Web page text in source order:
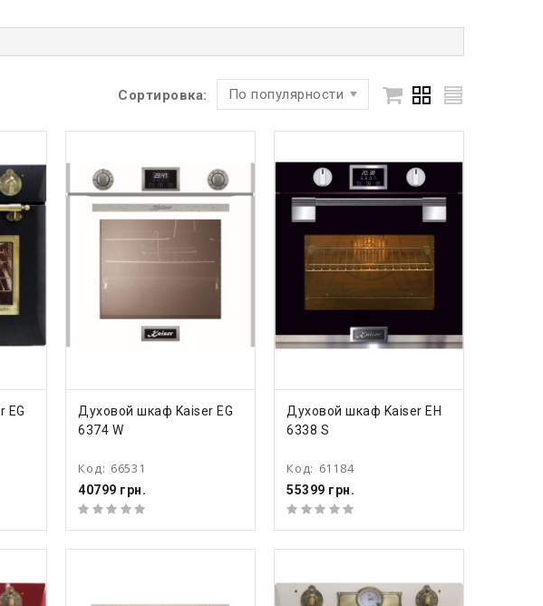
Сортировка: По популярности
EG
КУПИТЬ
Духовой шкаф Kaiser EG
6374 W
Код: 66531
40799 грн.
КУПИТЬ
Духовой шкаф Kaiser EH
6338 S
Код: 61184
55399 грн.